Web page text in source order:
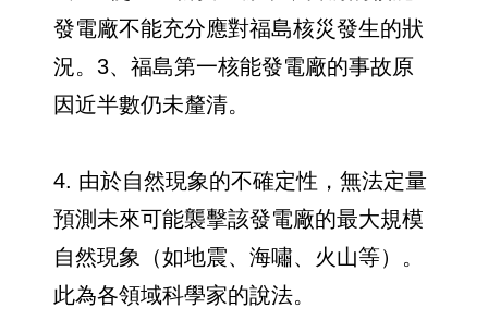
發電廠不能充分應對福島核災發生的狀
況。3、福島第一核能發電廠的事故原
因近半數仍未釐清。
4. 由於自然現象的不確定性，無法定量
預測未來可能襲擊該發電廠的最大規模
自然現象（如地震、海嘯、火山等）。
此為各領域科學家的說法。